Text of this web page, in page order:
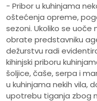
- Pribor u kuhinjama
oštećenja opreme,
sezoni. Ukoliko se
obrate predstavniku
dežurstvu radi
kihinjski priboru
šoljice, čaše, serpa i
u kuhinjama nekih vila,
upotrebu tiganja zbog